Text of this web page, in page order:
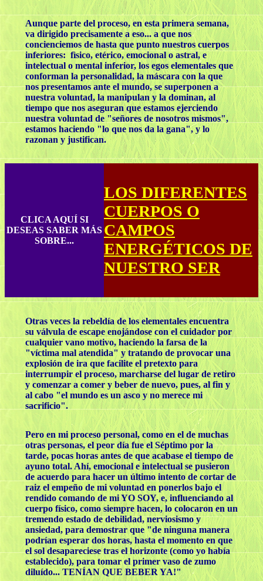
Aunque parte del proceso, en esta primera semana,
va dirigido precisamente a eso... a que nos
concienciemos de hasta que punto nuestros cuerpos
inferiores: fìsico, etérico, emocional o astral, e
intelectual o mental inferior, los egos elementales que
conforman la personalidad, la máscara con la que
nos presentamos ante el mundo, se superponen a
nuestra voluntad, la manipulan y la dominan, al
tiempo que nos aseguran que estamos ejerciendo
nuestra voluntad de "señores de nosotros mismos",
estamos haciendo "lo que nos da la gana", y lo
razonan y justifican.
CLICA AQUÍ SI
DESEAS SABER MÁS
SOBRE...
LOS DIFERENTES
CUERPOS O
CAMPOS
ENERGÉTICOS DE
NUESTRO SER
Otras veces la rebeldía de los elementales encuentra
su válvula de escape enojándose con el cuidador por
cualquier vano motivo, haciendo la farsa de la
"víctima mal atendida" y tratando de provocar una
explosión de ira que facilite el pretexto para
interrumpir el proceso, marcharse del lugar de retiro
y comenzar a comer y beber de nuevo, pues, al fin y
al cabo "el mundo es un asco y no merece mi
sacrificio".
Pero en mi proceso personal, como en el de muchas
otras personas, el peor día fue el Séptimo por la
tarde, pocas horas antes de que acabase el tiempo de
ayuno total. Ahí, emocional e intelectual se pusieron
de acuerdo para hacer un último intento de cortar de
raiz el empeño de mi voluntad en ponerlos bajo el
rendido comando de mi YO SOY, e, influenciando al
cuerpo físico, como siempre hacen, lo colocaron en un
tremendo estado de debilidad, nerviosismo y
ansiedad, para demostrar que "de ninguna manera
podrían esperar dos horas, hasta el momento en que
el sol desapareciese tras el horizonte (como yo había
establecido), para tomar el primer vaso de zumo
diluído... TENÍAN QUE BEBER YA!"